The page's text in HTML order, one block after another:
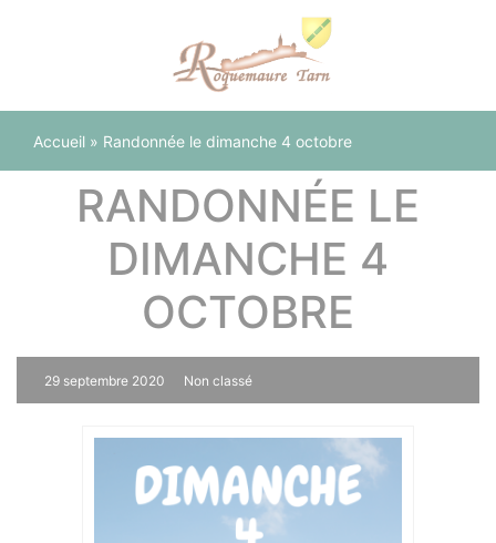
Accueil » Randonnée le dimanche 4 octobre
RANDONNÉE LE
DIMANCHE 4
OCTOBRE
29 septembre 2020 Non classé